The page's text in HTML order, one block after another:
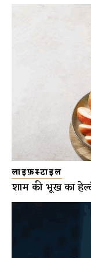
लाइफ़स्टाइल
शाम की भूख का